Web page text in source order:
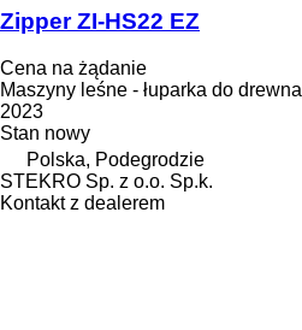
Zipper ZI-HS22 EZ
Cena na żądanie
Maszyny leśne - łuparka do drewna
2023
Stan nowy
Polska, Podegrodzie
STEKRO Sp. z o.o. Sp.k.
Kontakt z dealerem